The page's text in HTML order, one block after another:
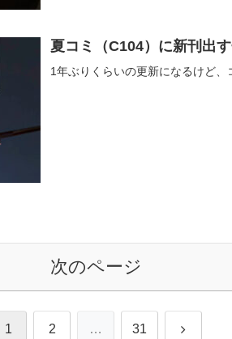
夏コミ（C104）に新刊出
1年ぶりくらいの更新になるけど、
次のページ
1 2 … 31 次